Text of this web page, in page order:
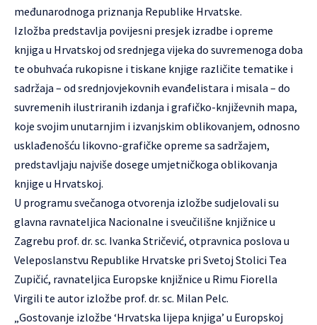
međunarodnoga priznanja Republike Hrvatske.
Izložba predstavlja povijesni presjek izradbe i opreme
knjiga u Hrvatskoj od srednjega vijeka do suvremenoga doba
te obuhvaća rukopisne i tiskane knjige različite tematike i
sadržaja – od srednjovjekovnih evanđelistara i misala – do
suvremenih ilustriranih izdanja i grafičko-književnih mapa,
koje svojim unutarnjim i izvanjskim oblikovanjem, odnosno
usklađenošću likovno-grafičke opreme sa sadržajem,
predstavljaju najviše dosege umjetničkoga oblikovanja
knjige u Hrvatskoj.
U programu svečanoga otvorenja izložbe sudjelovali su
glavna ravnateljica Nacionalne i sveučilišne knjižnice u
Zagrebu prof. dr. sc. Ivanka Stričević, otpravnica poslova u
Veleposlanstvu Republike Hrvatske pri Svetoj Stolici Tea
Zupičić, ravnateljica Europske knjižnice u Rimu Fiorella
Virgili te autor izložbe prof. dr. sc. Milan Pelc.
„Gostovanje izložbe ‘Hrvatska lijepa knjiga’ u Europskoj